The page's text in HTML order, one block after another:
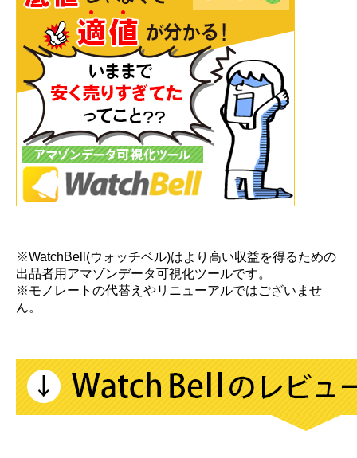
※WatchBell(ウォッチベル)はより高い収益を得るための
出品者用アマゾンデータ可視化ツールです。
※モノレートの代替えやリニューアルではございませ
ん。